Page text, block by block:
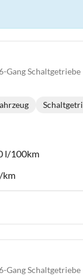
Gang Schaltgetriebe
l/100km
km
Gang Schaltgetriebe